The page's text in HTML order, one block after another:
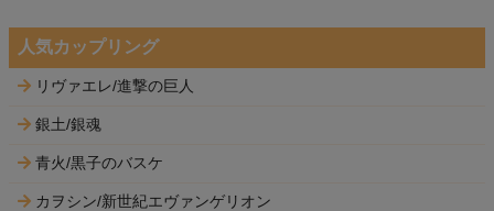
人気カップリング
リヴァエレ/進撃の巨人
銀土/銀魂
青火/黒子のバスケ
カヲシン/新世紀エヴァンゲリオン